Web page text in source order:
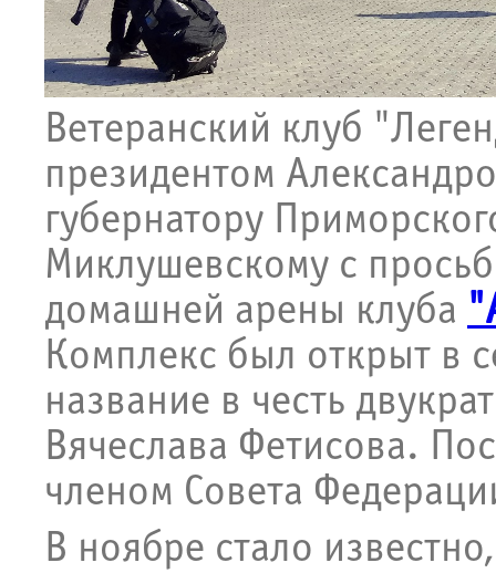
Ветеранский клуб
президентом
губернатору
Миклушевскому с
домашней арены клуба
Комплекс был открыт в
название в честь
Вячеслава Фетисова.
членом Совета
В ноябре стало